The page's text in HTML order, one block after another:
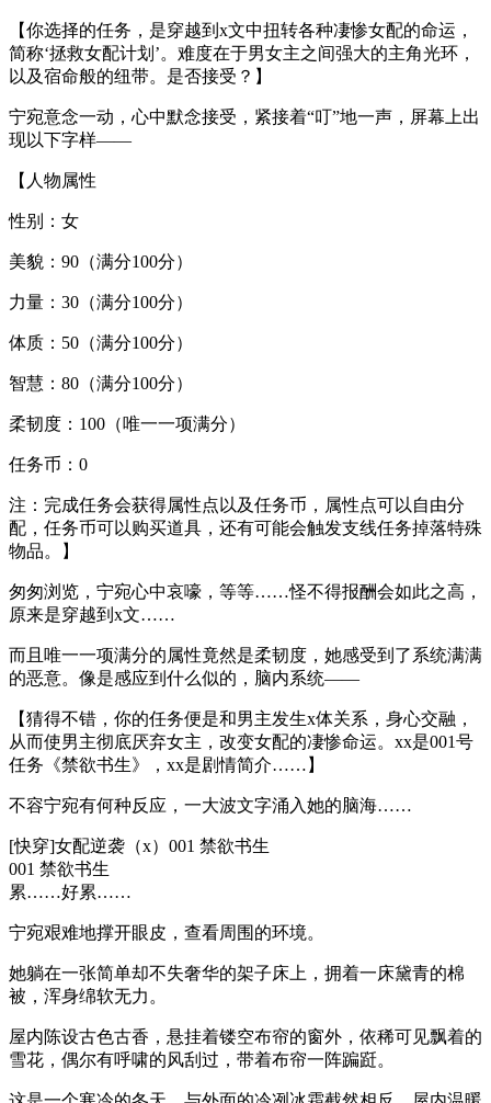
【你选择的任务，是穿越到x文中扭转各种凄惨女配的命运，
简称‘拯救女配计划’。难度在于男女主之间强大的主角光环，
以及宿命般的纽带。是否接受？】
宁宛意念一动，心中默念接受，紧接着“叮”地一声，屏幕上出
现以下字样——
【人物属性
性别：女
美貌：90（满分100分）
力量：30（满分100分）
体质：50（满分100分）
智慧：80（满分100分）
柔韧度：100（唯一一项满分）
任务币：0
注：完成任务会获得属性点以及任务币，属性点可以自由分
配，任务币可以购买道具，还有可能会触发支线任务掉落特殊
物品。】
匆匆浏览，宁宛心中哀嚎，等等……怪不得报酬会如此之高，
原来是穿越到x文……
而且唯一一项满分的属性竟然是柔韧度，她感受到了系统满满
的恶意。像是感应到什么似的，脑内系统——
【猜得不错，你的任务便是和男主发生x体关系，身心交融，
从而使男主彻底厌弃女主，改变女配的凄惨命运。xx是001号
任务《禁欲书生》，xx是剧情简介……】
不容宁宛有何种反应，一大波文字涌入她的脑海……
[快穿]女配逆袭（x）001 禁欲书生
001 禁欲书生
累……好累……
宁宛艰难地撑开眼皮，查看周围的环境。
她躺在一张简单却不失奢华的架子床上，拥着一床黛青的棉
被，浑身绵软无力。
屋内陈设古色古香，悬挂着镂空布帘的窗外，依稀可见飘着的
雪花，偶尔有呼啸的风刮过，带着布帘一阵蹁跹。